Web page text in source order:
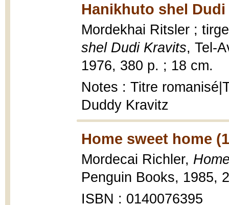
Hanikhuto shel
Mordekhai Ritsler ;
shel Dudi Kravits, Tel-
1976, 380 p. ; 18 cm.
Notes : Titre
Duddy Kravitz
Home sweet home
Mordecai Richler,
Penguin Books, 1985,
ISBN : 0140076395